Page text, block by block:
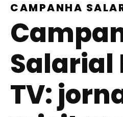
CAMPANHA
Salarial
TV: